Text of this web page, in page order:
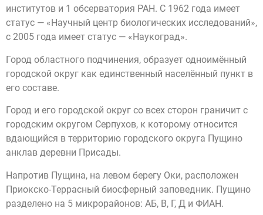
институтов и 1 обсерватория РАН. С 1962 года имеет
статус — «Научный центр биологических исследований»,
с 2005 года имеет статус — «Наукоград».
Город областного подчинения, образует одноимённый
городской округ как единственный населённый пункт в
его составе.
Город и его городской округ со всех сторон граничит с
городским округом Серпухов, к которому относится
вдающийся в территорию городского округа Пущино
анклав деревни Присады.
Напротив Пущина, на левом берегу Оки, расположен
Приокско-Террасный биосферный заповедник. Пущино
разделено на 5 микрорайонов: АБ, В, Г, Д и ФИАН.